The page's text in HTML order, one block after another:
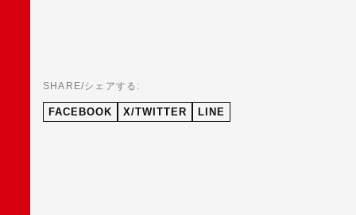
SHARE/シェアする:
FACEBOOK X/TWITTER LINE